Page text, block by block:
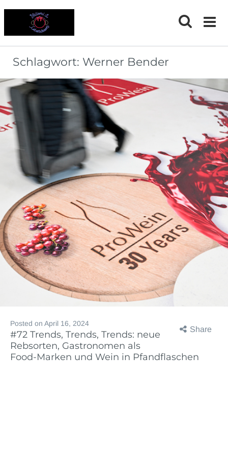
Schlagwort: Werner Bender
Share
Posted on April 16, 2024
#72 Trends, Trends, Trends: neue
Rebsorten, Gastronomen als
Food-Marken und Wein in Pfandflaschen